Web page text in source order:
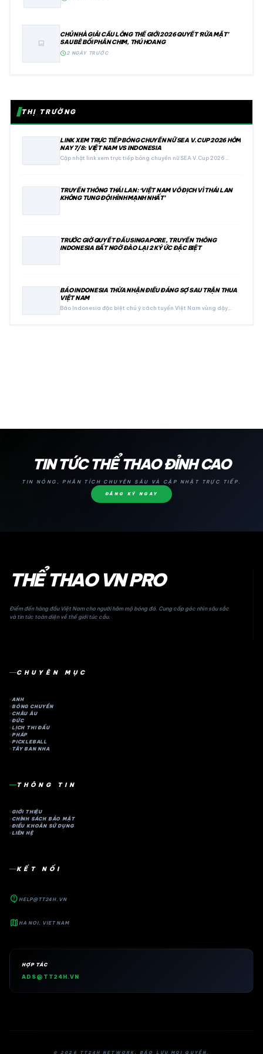
image
CHỦ NHÀ GIẢI CẦU LÔNG THẾ GIỚI 2026 QUYẾT ‘RỬA MẶT’
SAU BÊ BỐI PHÂN CHIM, THÚ HOANG
schedule2 NGÀY TRƯỚC
THỊ TRƯỜNG
LINK XEM TRỰC TIẾP BÓNG CHUYỀN NỮ SEA V.CUP 2026 HÔM
NAY 7/8: VIỆT NAM VS INDONESIA
Cập nhật link xem trực tiếp bóng chuyền nữ SEA V.Cup 2026…
TRUYỀN THÔNG THÁI LAN: ‘VIỆT NAM VÔ ĐỊCH VÌ THÁI LAN
KHÔNG TUNG ĐỘI HÌNH MẠNH NHẤT’
TRƯỚC GIỜ QUYẾT ĐẤU SINGAPORE, TRUYỀN THÔNG
INDONESIA BẤT NGỜ ĐÀO LẠI 2 KÝ ỨC ĐẶC BIỆT
BÁO INDONESIA THỪA NHẬN ĐIỀU ĐÁNG SỢ SAU TRẬN THUA
VIỆT NAM
Báo Indonesia đặc biệt chú ý cách tuyển Việt Nam vùng dậy…
TIN TỨC THỂ THAO ĐỈNH CAO
TIN NÓNG, PHÂN TÍCH CHUYÊN SÂU VÀ CẬP NHẬT TRỰC TIẾP.
ĐĂNG KÝ NGAY
THỂ THAO VN PRO
Điểm đến hàng đầu Việt Nam cho người hâm mộ bóng đá. Cung cấp góc nhìn sâu sắc
và tin tức toàn diện về thế giới túc cầu.
CHUYÊN MỤC
ANH
BÓNG CHUYỀN
CHÂU ÂU
ĐỨC
LỊCH THI ĐẤU
PHÁP
PICKLEBALL
TÂY BAN NHA
THÔNG TIN
GIỚI THIỆU
CHÍNH SÁCH BẢO MẬT
ĐIỀU KHOẢN SỬ DỤNG
LIÊN HỆ
KẾT NỐI
contact_support HELP@TT24H.VN
map HA NOI, VIET NAM
HỢP TÁC
ADS@TT24H.VN
© 2026 TT24H NETWORK. BẢO LƯU MỌI QUYỀN.